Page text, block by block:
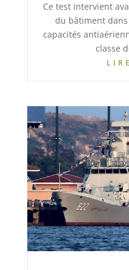
Ce test intervient
du bâtiment
capacités
classe